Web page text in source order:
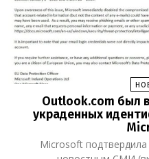
Outlook.com был
украденных
Microsoft